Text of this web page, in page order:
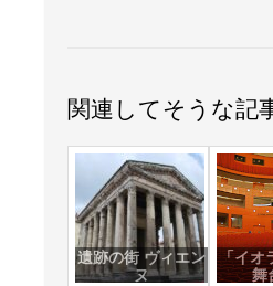
関連してそうな記
遺跡の街 ヴィエン
ヌ
「イオ
舞